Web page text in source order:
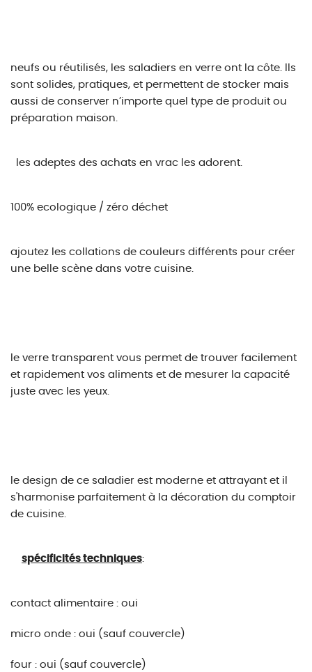
neufs ou réutilisés, les saladiers en verre ont la côte. Ils
sont solides, pratiques, et permettent de stocker mais
aussi de conserver n’importe quel type de produit ou
préparation maison.
les adeptes des achats en vrac les adorent.
100% ecologique / zéro déchet
ajoutez les collations de couleurs différents pour créer
une belle scène dans votre cuisine.
le verre transparent vous permet de trouver facilement
et rapidement vos aliments et de mesurer la capacité
juste avec les yeux.
le design de ce saladier est moderne et attrayant et il
s'harmonise parfaitement à la décoration du comptoir
de cuisine.
spécificités techniques:
contact alimentaire : oui
micro onde : oui (sauf couvercle)
four : oui (sauf couvercle)